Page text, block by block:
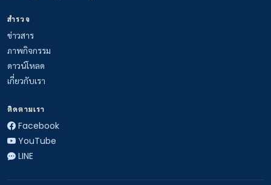
สำรวจ
ข่าวสาร
ภาพกิจกรรม
ดาวน์โหลด
เกี่ยวกับเรา
ติดตามเรา
Facebook
YouTube
LINE